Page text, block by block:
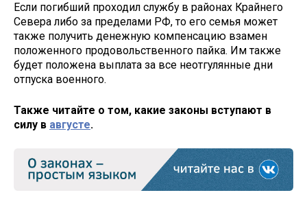
Если погибший проходил службу в районах Крайнего
Севера либо за пределами РФ, то его семья может
также получить денежную компенсацию взамен
положенного продовольственного пайка. Им также
будет положена выплата за все неотгулянные дни
отпуска военного.
Также читайте о том, какие законы вступают в
силу в августе.